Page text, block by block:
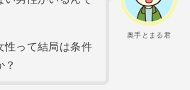
奥手とまる君
性って結局は条件
？